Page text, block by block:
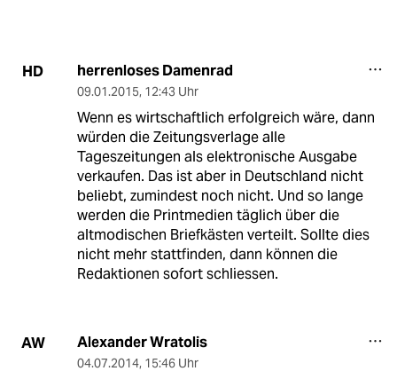
HD herrenloses Damenrad
09.01.2015, 12:43 Uhr
Wenn es wirtschaftlich erfolgreich wäre, dann
würden die Zeitungsverlage alle
Tageszeitungen als elektronische Ausgabe
verkaufen. Das ist aber in Deutschland nicht
beliebt, zumindest noch nicht. Und so lange
werden die Printmedien täglich über die
altmodischen Briefkästen verteilt. Sollte dies
nicht mehr stattfinden, dann können die
Redaktionen sofort schliessen.
AW Alexander Wratolis
04.07.2014, 15:46 Uhr